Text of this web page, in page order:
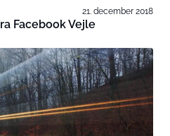
21. december 2018
Facebook Vejle